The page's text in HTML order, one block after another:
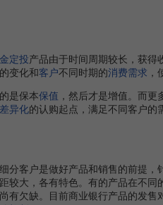
定投产品由于时间周期较长，获得
变化和客户不同时期的消费需求 ，
是保本保值 ，然后才是增值。而更
差异化的认购起点，满足不同客户的
分客户是做好产品和销售的前提，
距较大，各有特色。有的产品在不
欠缺。目前商业银行产品的发售